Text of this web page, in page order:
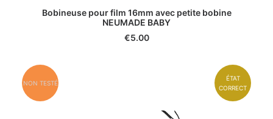
Bobineuse pour film 16mm avec petite bobine
NEUMADE BABY
€5.00
NON TESTÉ
ÉTAT
CORRECT